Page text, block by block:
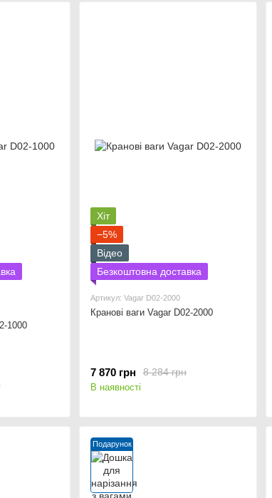
1000
Хіт
−5%
Відео
Безкоштовна доставка
Артикул: Vagar D02-2000
Кранові ваги Vagar D02-2000
8 284 грн
7 870 грн
В наявності
Подарунок